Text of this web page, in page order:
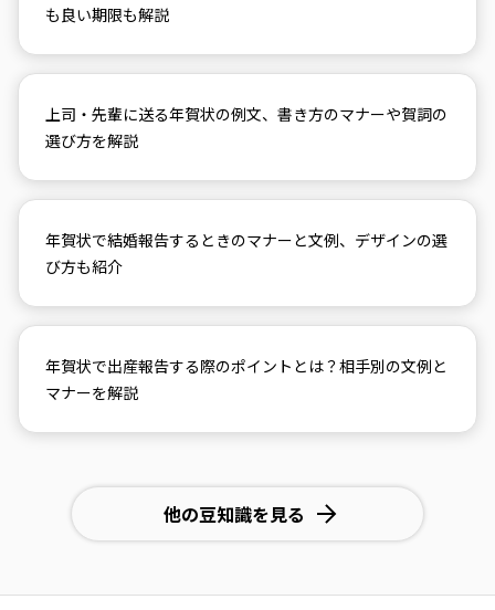
も良い期限も解説
上司・先輩に送る年賀状の例文、書き方のマナーや賀詞の
選び方を解説
年賀状で結婚報告するときのマナーと文例、デザインの選
び方も紹介
年賀状で出産報告する際のポイントとは？相手別の文例と
マナーを解説
他の豆知識を見る